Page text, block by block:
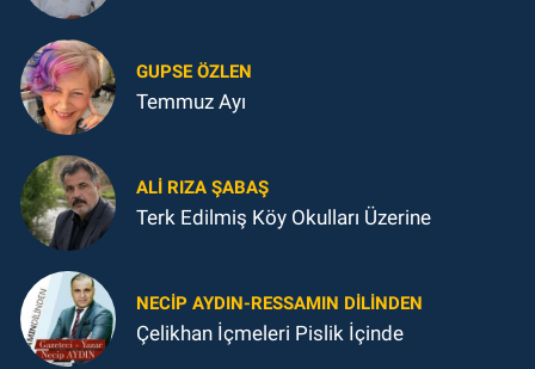
GUPSE ÖZLEN
Temmuz Ayı
ALI RIZA ŞABAŞ
Terk Edilmiş Köy Okulları Üzerine
NECIP AYDIN-RESSAMIN DILINDEN
Çelikhan İçmeleri Pislik İçinde